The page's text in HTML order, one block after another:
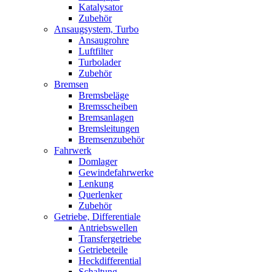
Katalysator
Zubehör
Ansaugsystem, Turbo
Ansaugrohre
Luftfilter
Turbolader
Zubehör
Bremsen
Bremsbeläge
Bremsscheiben
Bremsanlagen
Bremsleitungen
Bremsenzubehör
Fahrwerk
Domlager
Gewindefahrwerke
Lenkung
Querlenker
Zubehör
Getriebe, Differentiale
Antriebswellen
Transfergetriebe
Getriebeteile
Heckdifferential